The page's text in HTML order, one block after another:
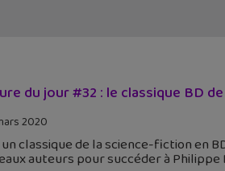
du jour #32 : le classique BD
2020
classique de la science-fiction en
auteurs pour succéder à